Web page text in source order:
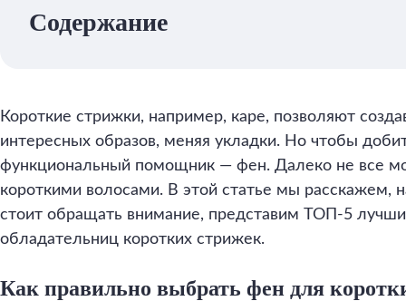
Содержание
Короткие стрижки, например, каре, позволяют
интересных образов, меняя укладки. Но чтобы
функциональный помощник — фен. Далеко не все
короткими волосами. В этой статье мы расскажем,
стоит обращать внимание, представим ТОП-5
обладательниц коротких стрижек.
Как правильно выбрать фен для